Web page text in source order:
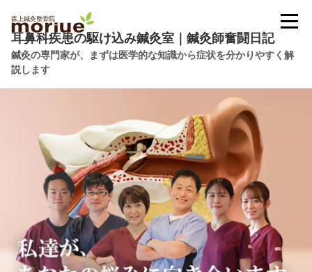
耳鼻科疾患の駆け込み鍼灸室｜鍼灸師奮闘日記
鍼灸の専門家が、まずは医学的な知識から症状を分かりやすく解
説します